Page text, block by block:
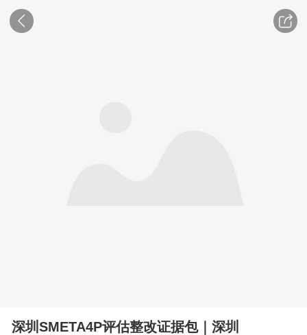
深圳SMETA4P评估整改证据包｜深圳